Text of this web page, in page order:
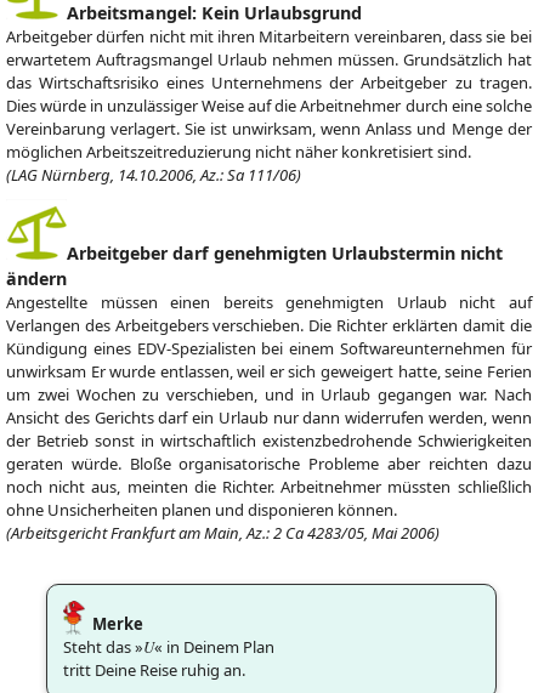
Arbeitsmangel: Kein Urlaubsgrund
Arbeitgeber dürfen nicht mit ihren Mitarbeitern vereinbaren, dass sie bei
erwartetem Auftragsmangel Urlaub nehmen müssen. Grundsätzlich hat
das Wirtschaftsrisiko eines Unternehmens der Arbeitgeber zu tragen.
Dies würde in unzulässiger Weise auf die Arbeitnehmer durch eine solche
Vereinbarung verlagert. Sie ist unwirksam, wenn Anlass und Menge der
möglichen Arbeitszeitreduzierung nicht näher konkretisiert sind.
(LAG Nürnberg, 14.10.2006, Az.: Sa 111/06)
Arbeitgeber darf genehmigten Urlaubstermin nicht
ändern
Angestellte müssen einen bereits genehmigten Urlaub nicht auf
Verlangen des Arbeitgebers verschieben. Die Richter erklärten damit die
Kündigung eines EDV-Spezialisten bei einem Softwareunternehmen für
unwirksam Er wurde entlassen, weil er sich geweigert hatte, seine Ferien
um zwei Wochen zu verschieben, und in Urlaub gegangen war. Nach
Ansicht des Gerichts darf ein Urlaub nur dann widerrufen werden, wenn
der Betrieb sonst in wirtschaftlich existenzbedrohende Schwierigkeiten
geraten würde. Bloße organisatorische Probleme aber reichten dazu
noch nicht aus, meinten die Richter. Arbeitnehmer müssten schließlich
ohne Unsicherheiten planen und disponieren können.
(Arbeitsgericht Frankfurt am Main, Az.: 2 Ca 4283/05, Mai 2006)
Merke
Steht das »U« in Deinem Plan
tritt Deine Reise ruhig an.